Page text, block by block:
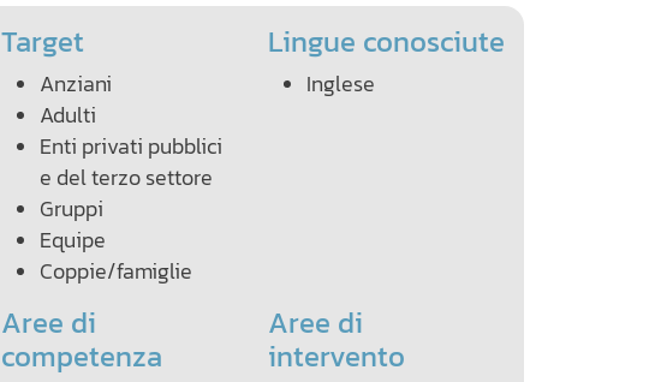
Target
Anziani
Adulti
Enti privati pubblici
e del terzo settore
Gruppi
Equipe
Coppie/famiglie
Lingue conosciute
Inglese
Aree di
competenza
Aree di
intervento